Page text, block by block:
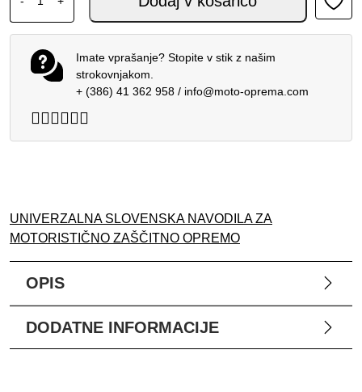
Imate vprašanje? Stopite v stik z našim
strokovnjakom.
+ (386) 41 362 958/ info@moto-oprema.com
UNIVERZALNA SLOVENSKA NAVODILA ZA
MOTORISTIČNO ZAŠČITNO OPREMO
OPIS
DODATNE INFORMACIJE